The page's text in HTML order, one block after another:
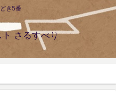
き5番
さるすべり